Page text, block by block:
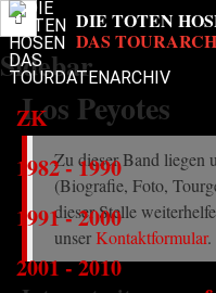
Sidebar
ZK
1982 - 1990
1991 - 2000
2001 - 2010
Los Peyotes
Zu dieser Band liegen
(Biografie, Foto,
dieser Stelle
unser Kontaktformular.